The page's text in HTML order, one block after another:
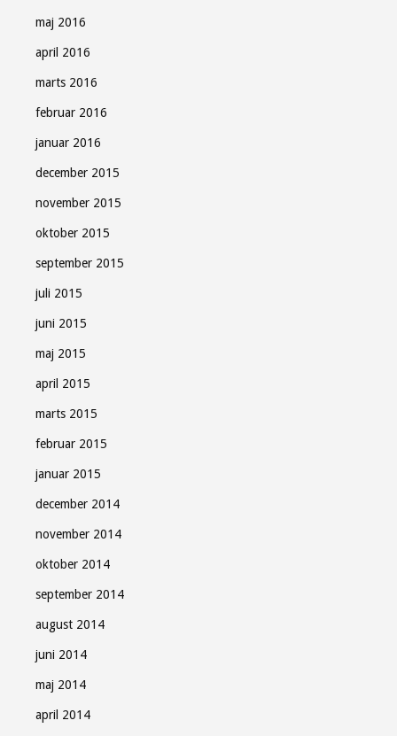
maj 2016
april 2016
marts 2016
februar 2016
januar 2016
december 2015
november 2015
oktober 2015
september 2015
juli 2015
juni 2015
maj 2015
april 2015
marts 2015
februar 2015
januar 2015
december 2014
november 2014
oktober 2014
september 2014
august 2014
juni 2014
maj 2014
april 2014